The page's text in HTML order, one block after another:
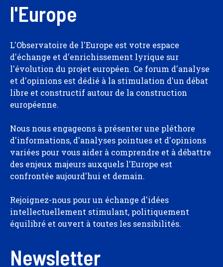
l'Europe
L'Observatoire de l'Europe est votre espace
d'échange et d'enrichissement lyrique sur
l'évolution du projet européen. Ce forum d'analyse
et d'opinions est dédié à la stimulation d'un débat
libre et constructif autour de la construction
européenne.
Nous nous engageons à présenter une pléthore
d'informations, d'analyses pointues et d'opinions
variées pour vous aider à comprendre et à débattre
des enjeux majeurs auxquels l'Europe est
confrontée aujourd'hui et demain.
Rejoignez-nous pour un échange d'idées
intellectuellement stimulant, politiquement
équilibré et ouvert à toutes les sensibilités.
Newsletter